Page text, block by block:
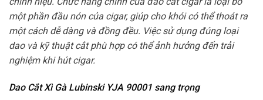
một phần đầu nón của cigar, giúp cho khói có thể thoát ra
một cách dễ dàng và đồng đều. Việc sử dụng đúng loại
dao và kỹ thuật cắt phù hợp có thể ảnh hưởng đến trải
nghiệm khi hút cigar.
Dao Cắt Xì Gà Lubinski YJA 90001 sang trọng